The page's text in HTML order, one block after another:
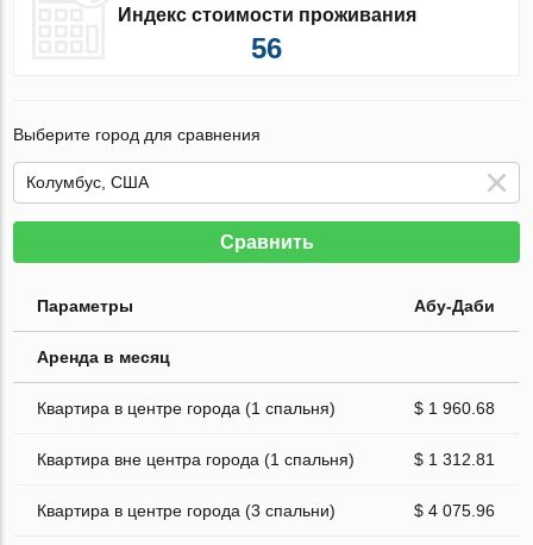
Индекс стоимости проживания
56
Выберите город для сравнения
Сравнить
Параметры Абу-Даби
Аренда в месяц
Квартира в центре города (1 спальня) $ 1 960.68
Квартира вне центра города (1 спальня) $ 1 312.81
Квартира в центре города (3 спальни) $ 4 075.96